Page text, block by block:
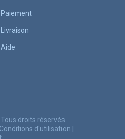
Paiement
Livraison
Aide
droits réservés.
Conditions d'utilisation